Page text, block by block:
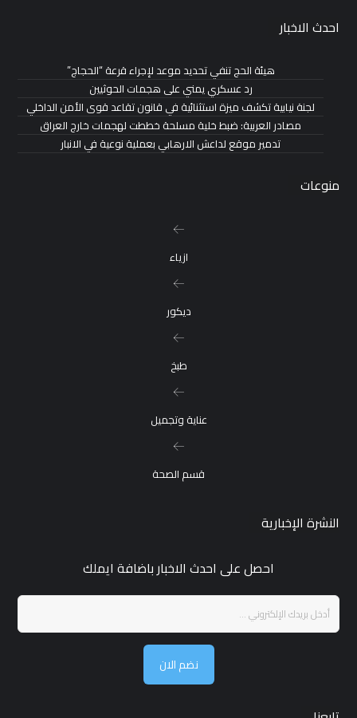
احدث الاخبار
هيئة الحج تنفي تحديد موعد لإجراء قرعة “الحجاج”
رد عسكري يمني على هجمات الحوثيين
لجنة نيابية تكشف ميزة استثنائية في قانون تقاعد قوى الأمن الداخلي
مصادر العربية: ضبط خلية مسلحة خططت لهجمات خارج العراق
تدمير موقع لداعش الارهابي بعملية نوعية في الانبار
منوعات
ازياء
ديكور
طبخ
عناية وتجميل
قسم الصحة
النشرة الإخبارية
احصل على احدث الاخبار باضافة ايملك
نضم الان